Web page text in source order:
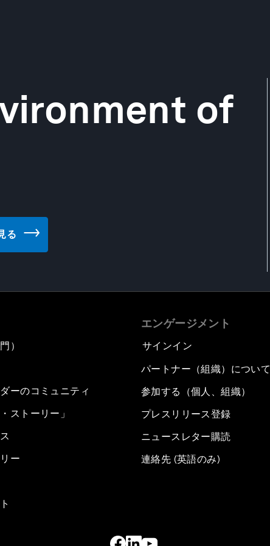
of
る
）
ーのコミュニティ
ストーリー」
ー
エンゲージメント
サインイン
パートナー（組織）について
参加する（個人、組織）
プレスリリース登録
ニュースレター購読
連絡先 (英語のみ)